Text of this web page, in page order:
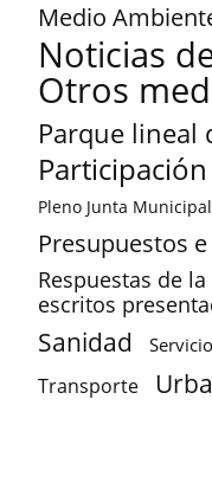
Medio
Noticias
Otros
Parque lineal
Pleno Junta Municipal
Presupuestos
Respuestas de
escritos
Sanidad
Transporte